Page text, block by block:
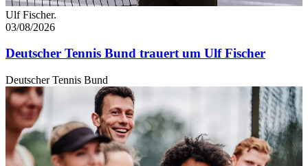
Ulf Fischer.
03/08/2026
Deutscher Tennis Bund trauert um Ulf Fischer
Deutscher Tennis Bund